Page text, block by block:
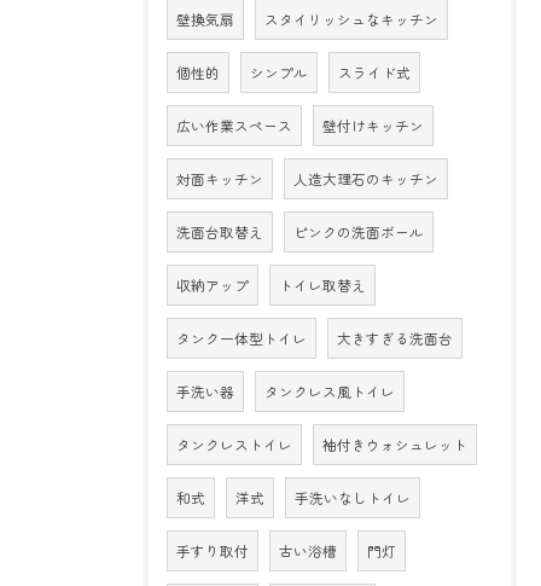
壁換気扇 スタイリッシュなキッチン
個性的 シンプル スライド式
広い作業スペース 壁付けキッチン
対面キッチン 人造大理石のキッチン
洗面台取替え ピンクの洗面ボール
収納アップ トイレ取替え
タンク一体型トイレ 大きすぎる洗面台
手洗い器 タンクレス風トイレ
タンクレストイレ 袖付きウォシュレット
和式 洋式 手洗いなしトイレ
手すり取付 古い浴槽 門灯